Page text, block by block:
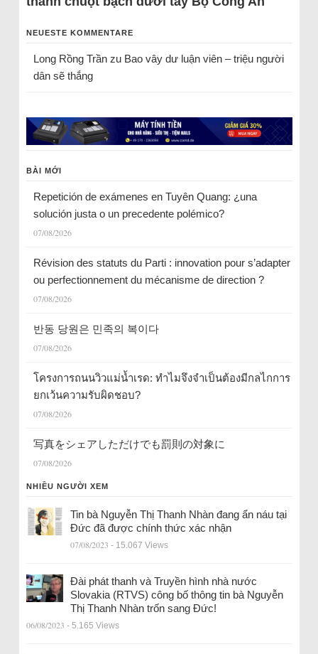
NEUESTE KOMMENTARE
Long Rồng Trầnzu Bao vây dư luận viên – triệu người
dân sẽ thắng
BÀI MỚI
Repetición de exámenes en Tuyên Quang: ¿una
solución justa o un precedente polémico?
07/08/2026
Révision des statuts du Parti : innovation pour s’adapter
ou perfectionnement du mécanisme de direction ?
07/08/2026
반동 당원은 민족의 복이다
07/08/2026
โครงการถนนวิวแม่น้ำเรด: ทำไมจึงจำเป็นต้องมีกลไกการ
ยกเว้นความรับผิดชอบ?
07/08/2026
写真をシェアしただけでも罰則の対象に
07/08/2026
NHIỀU NGƯỜI XEM
Tin bà Nguyễn Thị Thanh Nhàn đang ẩn náu tại
Đức đã được chính thức xác nhận
07/08/2023 - 15.067 Views
Đài phát thanh và Truyền hình nhà nước
Slovakia (RTVS) công bố thông tin bà Nguyễn
Thị Thanh Nhàn trốn sang Đức!
06/08/2023 - 5.165 Views